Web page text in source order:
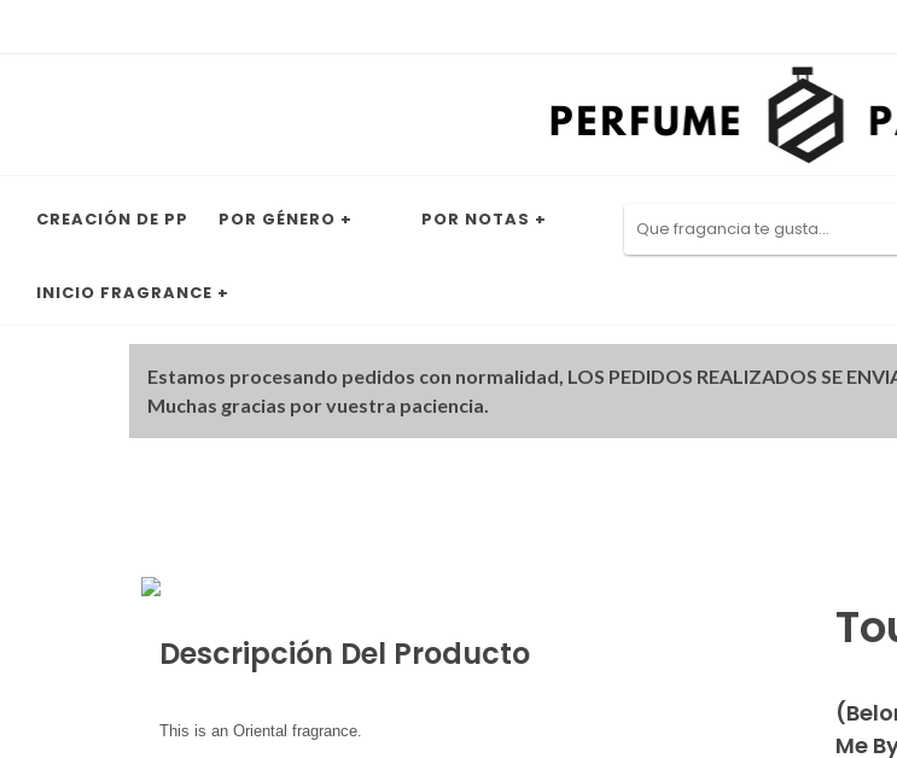
CREACIÓN DE PP POR GÉNERO + POR NOTAS +
INICIO FRAGRANCE +
Estamos procesando pedidos con normalidad, LOS PEDIDOS REALIZADOS SE
Muchas gracias por vuestra paciencia.
Descripción Del Producto
This is an Oriental fragrance.
Me